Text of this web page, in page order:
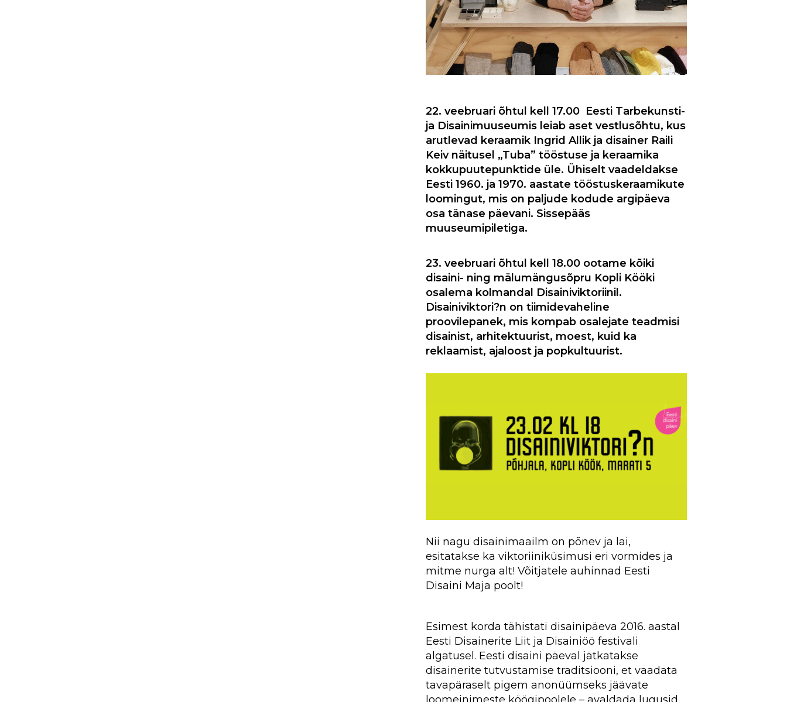
22. veebruari õhtul kell 17.00 Eesti Tarbekunsti-
ja Disainimuuseumis leiab aset vestlusõhtu, kus
arutlevad keraamik Ingrid Allik ja disainer Raili
Keiv näitusel „Tuba” tööstuse ja keraamika
kokkupuutepunktide üle. Ühiselt vaadeldakse
Eesti 1960. ja 1970. aastate tööstuskeraamikute
loomingut, mis on paljude kodude argipäeva
osa tänase päevani. Sissepääs
muuseumipiletiga.
23. veebruari õhtul kell 18.00 ootame kõiki
disaini- ning mälumängusõpru Kopli Kööki
osalema kolmandal Disainiviktoriinil.
Disainiviktori?n on tiimidevaheline
proovilepanek, mis kompab osalejate teadmisi
disainist, arhitektuurist, moest, kuid ka
reklaamist, ajaloost ja popkultuurist.
Nii nagu disainimaailm on põnev ja lai,
esitatakse ka viktoriiniküsimusi eri vormides ja
mitme nurga alt! Võitjatele auhinnad Eesti
Disaini Maja poolt!
Esimest korda tähistati disainipäeva 2016. aastal
Eesti Disainerite Liit ja Disainiöö festivali
algatusel. Eesti disaini päeval jätkatakse
disainerite tutvustamise traditsiooni, et vaadata
tavapäraselt pigem anonüümseks jäävate